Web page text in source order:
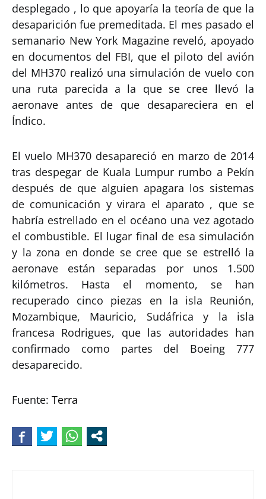
desplegado , lo que apoyaría la teoría de que la
desaparición fue premeditada. El mes pasado el
semanario New York Magazine reveló, apoyado
en documentos del FBI, que el piloto del avión
del MH370 realizó una simulación de vuelo con
una ruta parecida a la que se cree llevó la
aeronave antes de que desapareciera en el
Índico.
El vuelo MH370 desapareció en marzo de 2014
tras despegar de Kuala Lumpur rumbo a Pekín
después de que alguien apagara los sistemas
de comunicación y virara el aparato , que se
habría estrellado en el océano una vez agotado
el combustible. El lugar final de esa simulación
y la zona en donde se cree que se estrelló la
aeronave están separadas por unos 1.500
kilómetros. Hasta el momento, se han
recuperado cinco piezas en la isla Reunión,
Mozambique, Mauricio, Sudáfrica y la isla
francesa Rodrigues, que las autoridades han
confirmado como partes del Boeing 777
desaparecido.
Fuente: Terra